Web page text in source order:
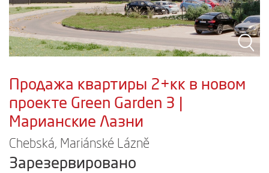
Продажа квартиры 2+кк в новом
проекте Green Garden 3 |
Марианские Лазни
Chebská, Mariánské Lázně
Зарезервировано